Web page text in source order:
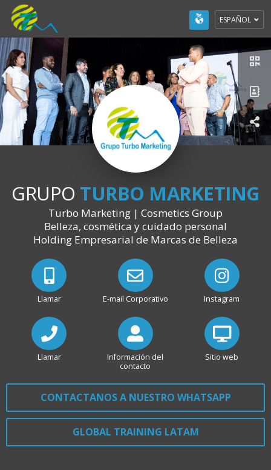
ESPAÑOL
GRUPO TURBO MARKETING
Turbo Marketing | Cosmetics Group
Belleza, cosmética y cuidado personal
Holding Empresarial de Marcas de Belleza
Llamar E-mail Corporativo Instagram
Llamar
Información del
contacto
Sitio web
CONTACTANOS A NUESTRO WHATSAPP
GLOBAL TRAINING LATAM